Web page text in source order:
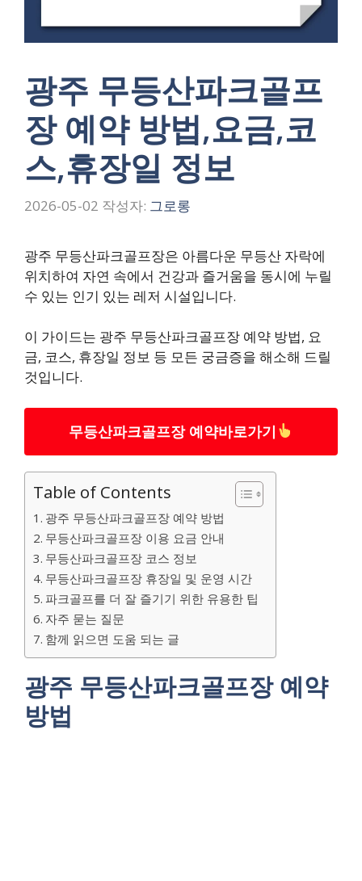
광주 무등산파크골프
장 예약 방법,요금,코
스,휴장일 정보
2026-05-02 작성자: 그로롱
광주 무등산파크골프장은 아름다운 무등산 자락에
위치하여 자연 속에서 건강과 즐거움을 동시에 누릴
수 있는 인기 있는 레저 시설입니다.
이 가이드는 광주 무등산파크골프장 예약 방법, 요
금, 코스, 휴장일 정보 등 모든 궁금증을 해소해 드릴
것입니다.
무등산파크골프장 예약바로가기
Table of Contents
광주 무등산파크골프장 예약 방법
무등산파크골프장 이용 요금 안내
무등산파크골프장 코스 정보
무등산파크골프장 휴장일 및 운영 시간
파크골프를 더 잘 즐기기 위한 유용한 팁
자주 묻는 질문
함께 읽으면 도움 되는 글
광주 무등산파크골프장 예약
방법